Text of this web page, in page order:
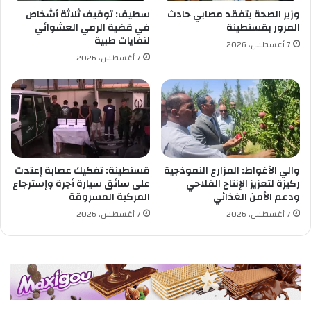
ا
ل
أ
ح
ى
ب
م
ق
ر
و
ز
ا
ر
ا
د
ف
وزير الصحة يتفقد مصابي حادث
المرور بقسنطينة
7 أغسطس، 2026
سطيف: توقيف ثلاثة أشخاص
في قضية الرمي العشوائي
لنفايات طبية
7 أغسطس، 2026
والي الأغواط: المزارع النموذجية
ركيزة لتعزيز الإنتاج الفلاحي
ودعم الأمن الغذائي
7 أغسطس، 2026
قسنطينة: تفكيك عصابة إعتدت
على سائق سيارة أجرة وإسترجاع
المركبة المسروقة
7 أغسطس، 2026